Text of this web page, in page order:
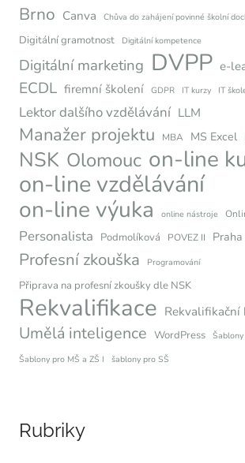
Brno Canva Chůva do zahájení povinné školní
Digitální gramotnost Digitální kompetence
Digitální marketing DVPP e-
ECDL firemní školení GDPR IT kurzy IT
Lektor dalšího vzdělávání LLM
Manažer projektu MBA MS Excel
NSK Olomouc on-line
on-line vzdělávání
on-line výuka online nástroje
Personalista Podmolíková POVEZ II Praha
Profesní zkouška Programování
Připrava na profesní zkoušky dle NSK
Rekvalifikace Rekvalifikační
Umělá inteligence WordPress
Šablony pro MŠ a ZŠ I
šablony pro SŠ
Rubriky